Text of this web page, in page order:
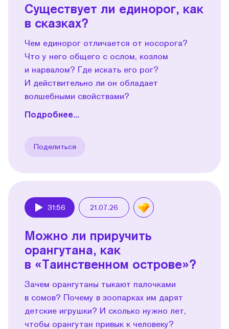
Существует ли единорог, как
в сказках?
Чем единорог отличается от носорога?
Что у него общего с ослом, козлом
и нарвалом? Где искать его рог?
И действительно ли он обладает
волшебными свойствами?
Подробнее...
Поделиться
31:56 21.07.26
Можно ли приручить
орангутана, как
в «Таинственном острове»?
Зачем орангутаны тыкают палочками
в сомов? Почему в зоопарках им дарят
детские игрушки? И сколько нужно лет,
чтобы орангутан привык к человеку?